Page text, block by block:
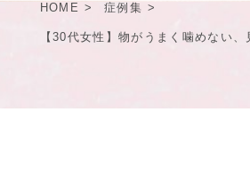
HOME 症例集
【30代女性】物がうまく噛めない